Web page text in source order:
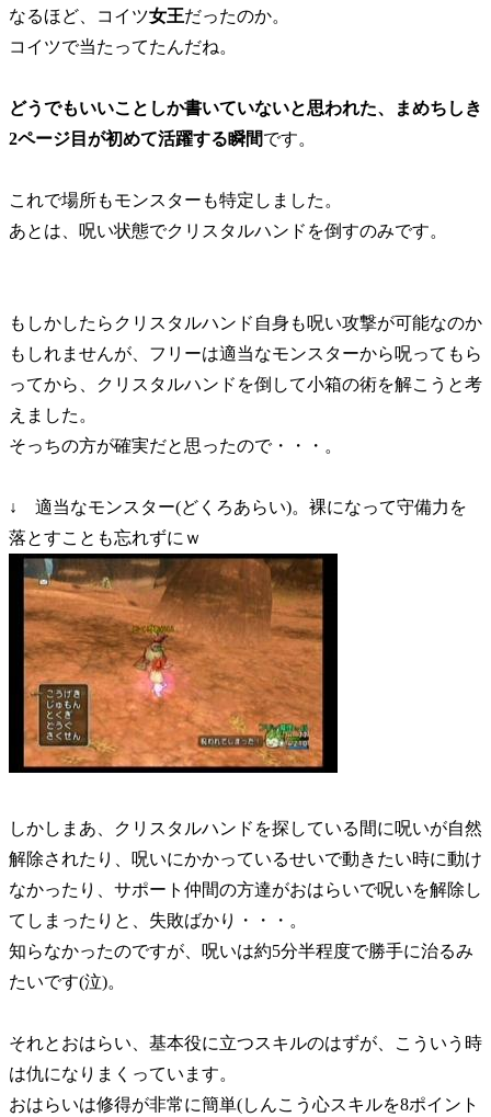
なるほど、コイツ女王だったのか。
コイツで当たってたんだね。
どうでもいいことしか書いていないと思われた、まめちしき
2ページ目が初めて活躍する瞬間です。
これで場所もモンスターも特定しました。
あとは、呪い状態でクリスタルハンドを倒すのみです。
もしかしたらクリスタルハンド自身も呪い攻撃が可能なのか
もしれませんが、フリーは適当なモンスターから呪ってもら
ってから、クリスタルハンドを倒して小箱の術を解こうと考
えました。
そっちの方が確実だと思ったので・・・。
↓ 適当なモンスター(どくろあらい)。裸になって守備力を
落とすことも忘れずにｗ
しかしまあ、クリスタルハンドを探している間に呪いが自然
解除されたり、呪いにかかっているせいで動きたい時に動け
なかったり、サポート仲間の方達がおはらいで呪いを解除し
てしまったりと、失敗ばかり・・・。
知らなかったのですが、呪いは約5分半程度で勝手に治るみ
たいです(泣)。
それとおはらい、基本役に立つスキルのはずが、こういう時
は仇になりまくっています。
おはらいは修得が非常に簡単(しんこう心スキルを8ポイント